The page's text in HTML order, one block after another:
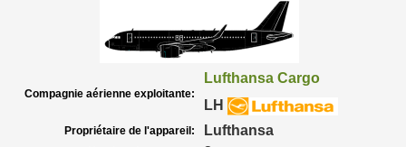
Compagnie aérienne exploitante:
Lufthansa Cargo
LH
Propriétaire de l'appareil: Lufthansa